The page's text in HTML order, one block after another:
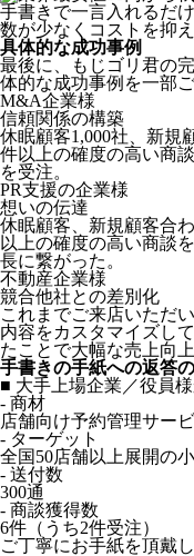
手書きで一言入れるだ
数が少なくコストを抑
具体的な成功事例
最後に、もじゴリ君の
体的な成功事例を一部
M&A企業様
信頼関係の構築
休眠顧客1,000社、新規
件以上の確度の高い商
を受注。
PR支援の企業様
想いの伝達
休眠顧客、新規顧客合
以上の確度の高い商談
長に繋がった。
不動産企業様
競合他社との差別化
これまでご来店いただ
内容をカスタマイズし
たことで大幅な売上向上
手書きの手紙への返答
■ 大手上場企業／役員
- 商材
店舗向け予約管理サー
- ターゲット
全国50店舗以上展開の
- 送付数
300通
- 商談獲得数
6件（うち2件受注）
ご丁寧にお手紙を頂戴